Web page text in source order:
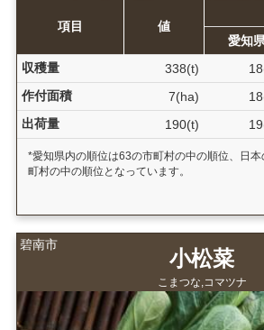
項目 値
愛知
収穫量
338(t)
作付面積
7(ha)
出荷量
190(t)
*愛知県内の順位は63の市町村の中の順位、日
町村の中の順位となっています。
碧南市
小松菜
こまつな,コマツナ